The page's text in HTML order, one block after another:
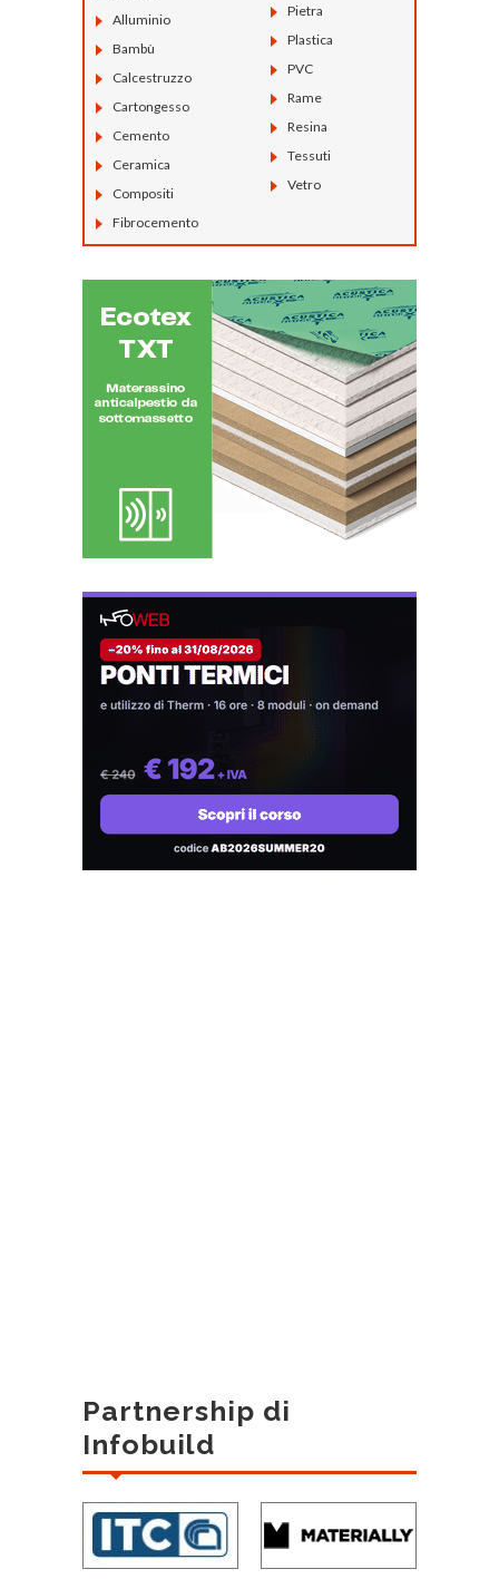
Alluminio
Bambù
Calcestruzzo
Cartongesso
Cemento
Ceramica
Compositi
Fibrocemento
Pietra
Plastica
PVC
Rame
Resina
Tessuti
Vetro
Partnership di
Infobuild